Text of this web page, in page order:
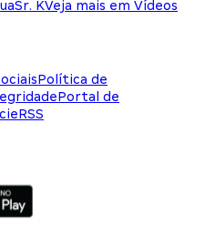
Sr. KVeja mais em Vídeos
Política de
Portal de
RSS